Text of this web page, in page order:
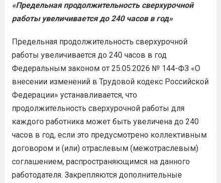
«Предельная продолжительность сверхурочной
работы увеличивается до 240 часов в год»
Предельная продолжительность сверхурочной
работы увеличивается до 240 часов в год
Федеральным законом от 25.05.2026 № 144-ФЗ «О
внесении изменений в Трудовой кодекс Российской
Федерации» устанавливается, что
продолжительность сверхурочной работы для
каждого работника может быть увеличена до 240
часов в год, если это предусмотрено коллективным
договором и (или) отраслевым (межотраслевым)
соглашением, распространяющимся на данного
работодателя. Закрепляются дополнительные